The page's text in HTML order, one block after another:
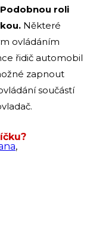
Podobnou roli
Některé
ovládáním
řidič automobil
zapnout
součástí
,